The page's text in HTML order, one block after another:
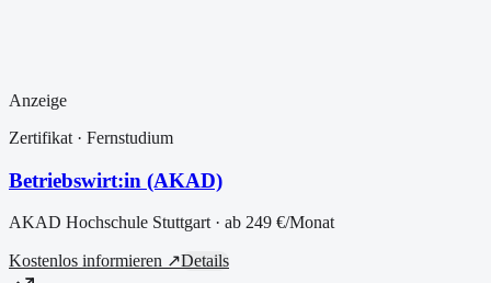
Anzeige
Zertifikat · Fernstudium
Betriebswirt:in (AKAD)
AKAD Hochschule Stuttgart· ab 249 €/Monat
Kostenlos informieren ↗Details